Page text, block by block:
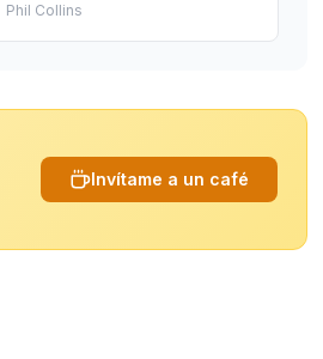
Phil Collins
Invítame a un café